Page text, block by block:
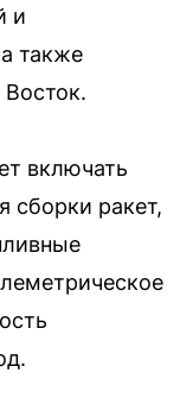
и
также
включать
сборки ракет,